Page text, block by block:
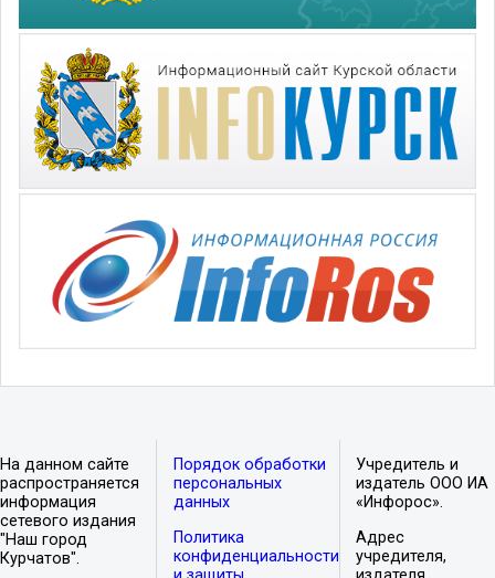
На данном сайте
распространяется
информация
сетевого издания
"Наш город
Курчатов".
Порядок обработки
персональных
данных
Политика
конфиденциальности
Учредитель и
издатель ООО ИА
«Инфорос».
Адрес
учредителя,